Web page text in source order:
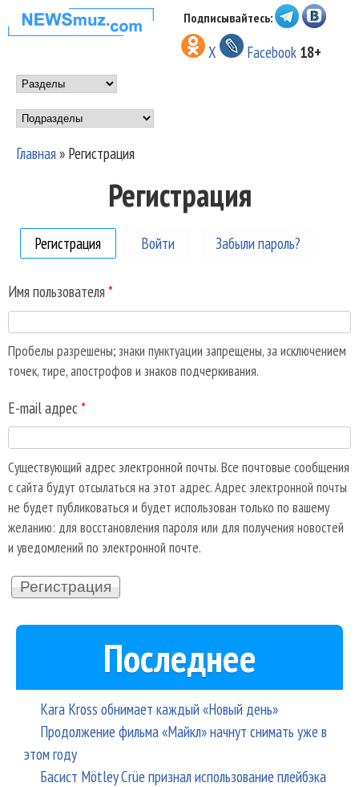
Перейти к основному
содержанию
НОВОСТИ
МУЗЫКИ И
ШОУ БИЗНЕСА
NEWSMUZ.COM
Подписывайтесь:
X Facebook 18+
Main menu
Подразделы
Главная» Регистрация
Регистрация
Регистрация (активная вкладка)
Войти Забыли пароль?
Имя пользователя *
Пробелы разрешены; знаки пунктуации запрещены, за исключением
точек, тире, апострофов и знаков подчеркивания.
E-mail адрес *
Существующий адрес электронной почты. Все почтовые сообщения
с сайта будут отсылаться на этот адрес. Адрес электронной почты
не будет публиковаться и будет использован только по вашему
желанию: для восстановления пароля или для получения новостей
и уведомлений по электронной почте.
Последнее
Kara Kross обнимает каждый «Новый день»
Продолжение фильма «Майкл» начнут снимать уже в
этом году
Басист Mötley Crüe признал использование плейбэка